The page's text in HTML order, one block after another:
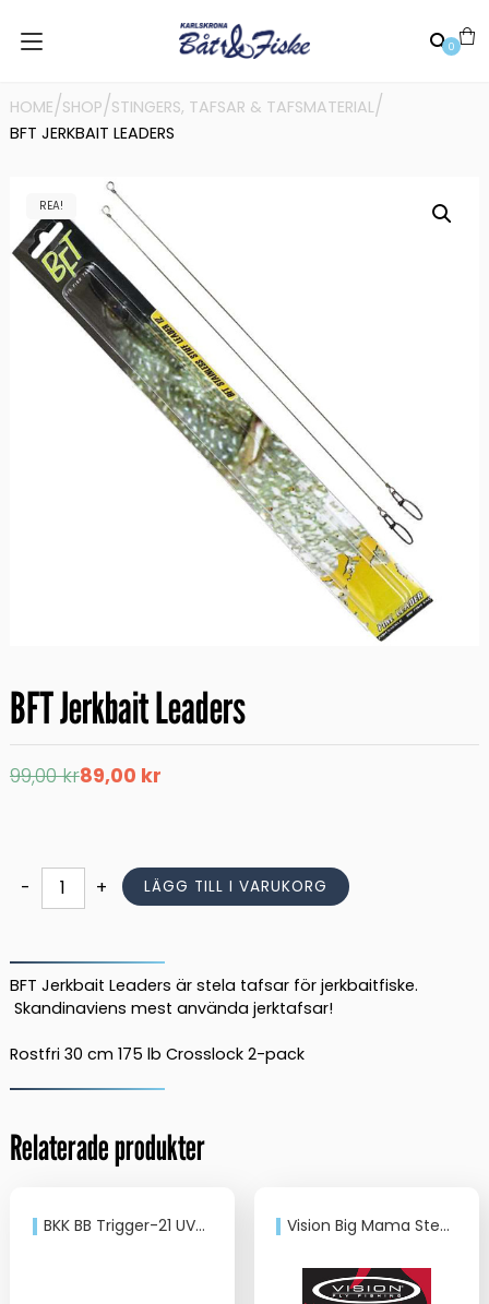
0
HOME/SHOP/STINGERS, TAFSAR & TAFSMATERIAL/
BFT JERKBAIT LEADERS
REA!
BFT Jerkbait Leaders
99,00kr
Det
ursprungliga
89,00 kr
Det
nuvarande
-
Jerkbait
mängd
+ LÄGG TILL I VARUKORG
BFT Jerkbait Leaders är stela tafsar för jerkbaitfiske.
Skandinaviens mest använda jerktafsar!
Rostfri 30 cm 175 lb Crosslock 2-pack
Relaterade produkter
BKK BB Trigger-21 UVO Stinger Vision Big Mama Stealth leader